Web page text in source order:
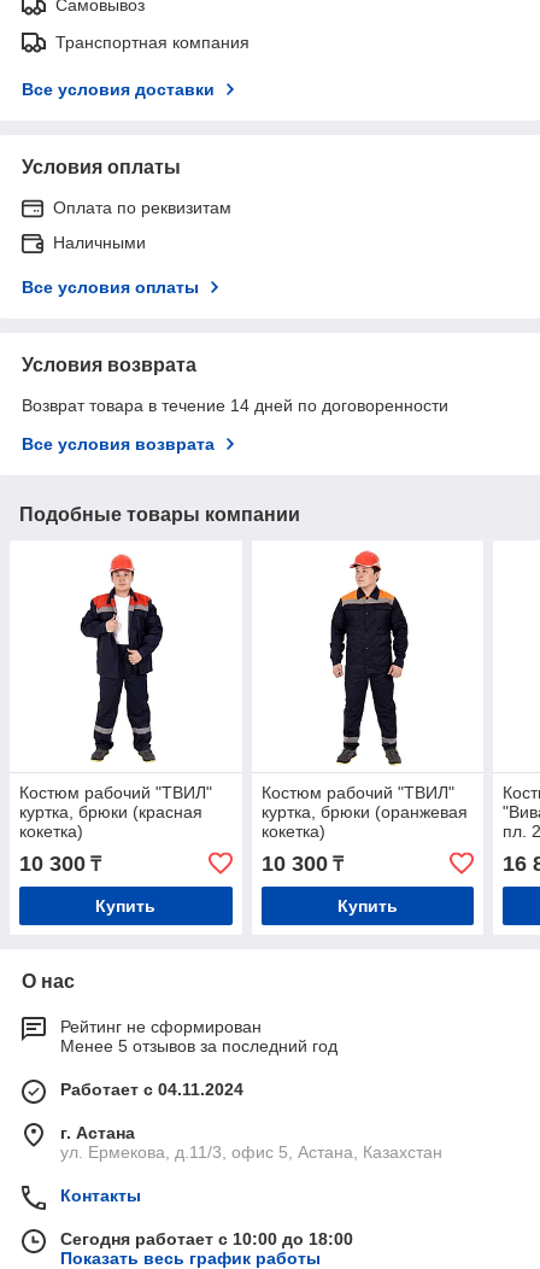
Самовывоз
Транспортная компания
Все условия доставки
Условия оплаты
Оплата по реквизитам
Наличными
Все условия оплаты
Условия возврата
Возврат товара в течение 14 дней по договоренности
Все условия возврата
Подобные товары компании
Костюм рабочий "ТВИЛ"
куртка, брюки (красная
кокетка)
10 300 ₸
Купить
Костюм рабочий "ТВИЛ"
куртка, брюки (оранжевая
кокетка)
10 300₸
Купить
пл.
16
О нас
Рейтинг не сформирован
Менее 5 отзывов за последний год
Работает с 04.11.2024
г. Астана
ул. Ермекова, д.11/3, офис 5, Астана, Казахстан
Контакты
Сегодня работает с 10:00 до 18:00
Показать весь график работы